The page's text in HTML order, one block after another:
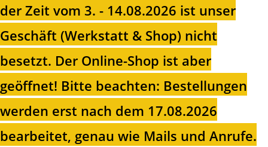
der Zeit vom 3. - 14.08.2026 ist unser
Geschäft (Werkstatt & Shop) nicht
besetzt. Der Online-Shop ist aber
geöffnet! Bitte beachten: Bestellungen
werden erst nach dem 17.08.2026
bearbeitet, genau wie Mails und Anrufe.